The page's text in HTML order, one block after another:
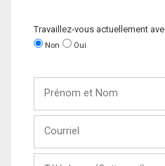
Travaillez-vous actuellement
Non Oui
Nom